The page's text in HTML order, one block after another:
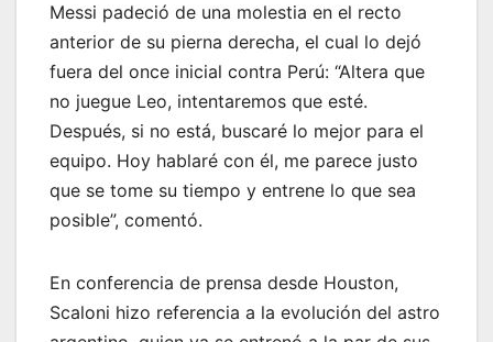
Messi padeció de una molestia en el recto
anterior de su pierna derecha, el cual lo dejó
fuera del once inicial contra Perú: “Altera que
no juegue Leo, intentaremos que esté.
Después, si no está, buscaré lo mejor para el
equipo. Hoy hablaré con él, me parece justo
que se tome su tiempo y entrene lo que sea
posible”, comentó.
En conferencia de prensa desde Houston,
Scaloni hizo referencia a la evolución del astro